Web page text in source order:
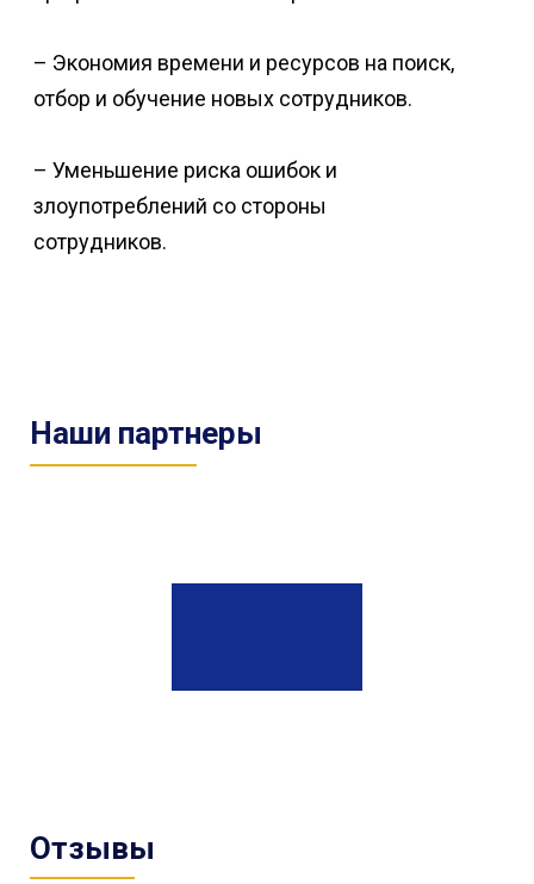
– Экономия времени и ресурсов на поиск,
отбор и обучение новых сотрудников.
– Уменьшение риска ошибок и
злоупотреблений со стороны
сотрудников.
Наши партнеры
Отзывы